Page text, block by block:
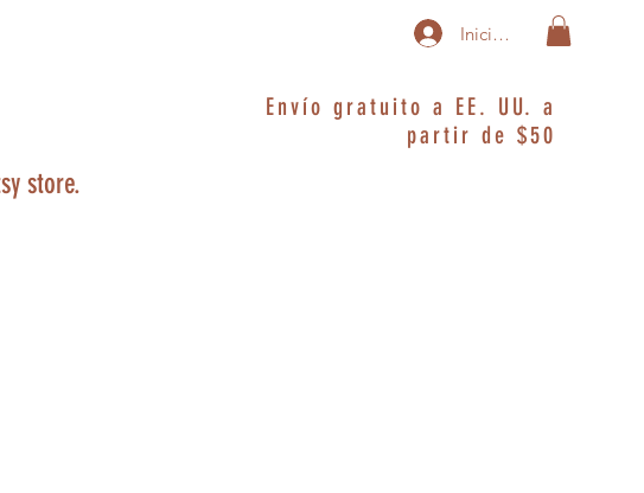
Iniciar sesión
Envío gratuito a EE. UU. a
partir de $50
store.